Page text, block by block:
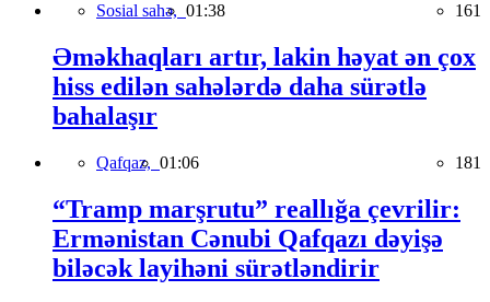
Sosial sahə, 01:38 161
Əməkhaqları artır, lakin həyat ən çox
hiss edilən sahələrdə daha sürətlə
bahalaşır
Qafqaz, 01:06 181
“Tramp marşrutu” reallığa çevrilir:
Ermənistan Cənubi Qafqazı dəyişə
biləcək layihəni sürətləndirir